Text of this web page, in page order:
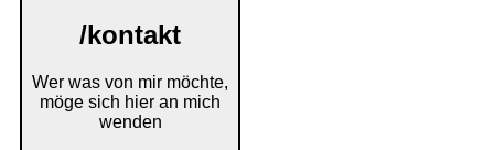
/kontakt
Wer was von mir möchte,
möge sich hier an mich
wenden